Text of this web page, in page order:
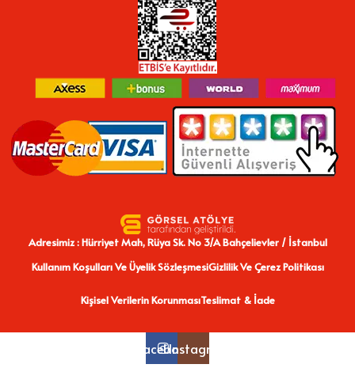
Adresimiz : Hürriyet Mah, Rüya Sk. No 3/A Bahçelievler / İstanbul
Kullanım Koşulları Ve Üyelik SözleşmesiGizlilik Ve Çerez Politikası
Kişisel Verilerin KorunmasıTeslimat & İade
FacebookInstagram